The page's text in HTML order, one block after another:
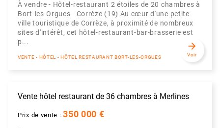
À vendre - Hôtel-restaurant 2 étoiles de 20 chambres à
Bort-les-Orgues - Corrèze (19) Au cœur d'une petite
ville touristique de Corrèze, à proximité de nombreux
sites d'intérêt, cet hôtel-restaurant-bar-brasserie est
p...
VENTE - HÔTEL - HÔTEL RESTAURANT BORT-LES-ORGUES
arrow_forward
Voir
Vente hôtel restaurant de 36 chambres à Merlines
Prix de vente :350 000 €